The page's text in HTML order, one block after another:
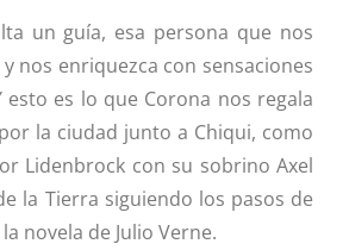
un guía, esa persona que nos
nos enriquezca con sensaciones
esto es lo que Corona nos regala
la ciudad junto a Chiqui, como
Lidenbrock con su sobrino Axel
la Tierra siguiendo los pasos de
novela de Julio Verne.